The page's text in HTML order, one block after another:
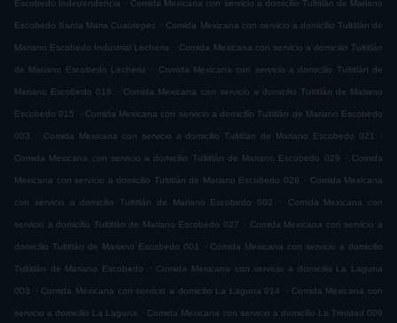
Escobedo Independencia Comida Mexicana con servicio a domicilio Tultitlán de Mariano
Escobedo Santa Maria Cuautepec . Comida Mexicana con servicio a domicilio Tultitlán de
Mariano Escobedo Industrial Lecheria . Comida Mexicana con servicio a domicilio Tultitlán
de Mariano Escobedo Lecheria . Comida Mexicana con servicio a domicilio Tultitlán de
Mariano Escobedo 018 . Comida Mexicana con servicio a domicilio Tultitlán de Mariano
Escobedo 015 . Comida Mexicana con servicio a domicilio Tultitlán de Mariano Escobedo
003 . Comida Mexicana con servicio a domicilio Tultitlán de Mariano Escobedo 021 .
Comida Mexicana con servicio a domicilio Tultitlán de Mariano Escobedo 029 . Comida
Mexicana con servicio a domicilio Tultitlán de Mariano Escobedo 028 . Comida Mexicana
con servicio a domicilio Tultitlán de Mariano Escobedo 002 . Comida Mexicana con
servicio a domicilio Tultitlán de Mariano Escobedo 027 . Comida Mexicana con servicio a
domicilio Tultitlán de Mariano Escobedo 001 . Comida Mexicana con servicio a domicilio
Tultitlán de Mariano Escobedo . Comida Mexicana con servicio a domicilio La Laguna
003 . Comida Mexicana con servicio a domicilio La Laguna 014 . Comida Mexicana con
servicio a domicilio La Laguna . Comida Mexicana con servicio a domicilio La Trinidad 009